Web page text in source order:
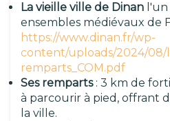
La vieille ville de Dinan
ensembles médiévaux de
https://www.dinan.fr/wp-
content/uploads/2024/08/
remparts_COM.pdf
Ses remparts: 3 km de
à parcourir à pied, offrant
la ville.